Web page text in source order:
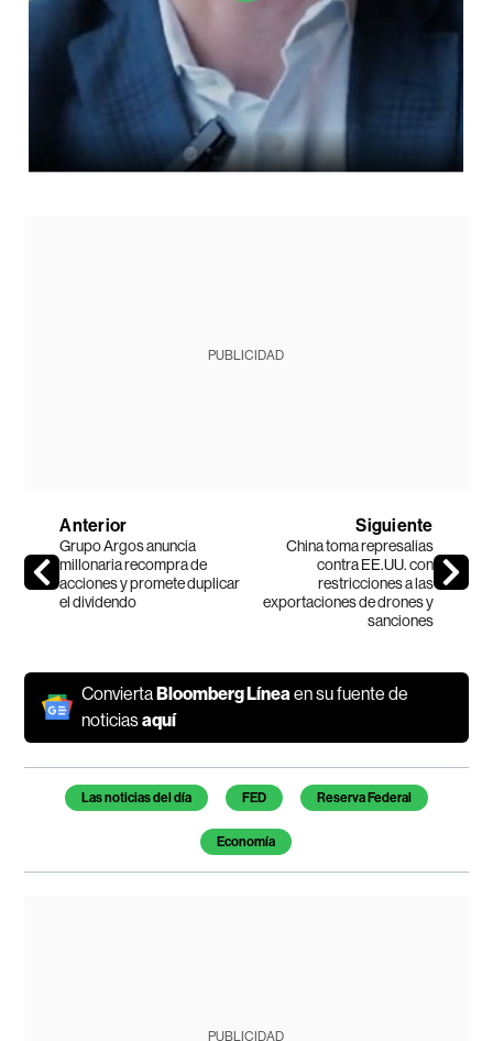
PUBLICIDAD
Anterior
Grupo Argos anuncia
millonaria recompra de
acciones y promete duplicar
el dividendo
Siguiente
China toma represalias
contra EE.UU. con
restricciones a las
exportaciones de drones y
sanciones
ConviertaBloomberg Líneaen su fuente de
noticiasaquí
Temas de este artículo
Las noticias del día FED Reserva Federal
Economía
PUBLICIDAD